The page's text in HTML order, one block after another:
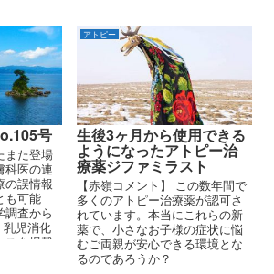
号
また登場
科医の連
の誤情報
も可能
調査から
乳児消化
スを掲載
アトピー
生後3ヶ月から使用できる
ようになったアトピー治
療薬ジファミラスト
【赤嶺コメント】 この数年間で
多くのアトピー治療薬が認可さ
れています。本当にこれらの新
薬で、小さなお子様の症状に悩
むご両親が安心できる環境とな
るのであろうか？